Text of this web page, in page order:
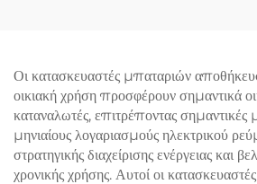
Οι κατασκευαστές μπαταριών
οικιακή χρήση προσφέρουν σημαντικά
καταναλωτές, επιτρέποντας σημαντικές
μηνιαίους λογαριασμούς ηλεκτρικού
στρατηγικής διαχείρισης ενέργειας και
χρονικής χρήσης. Αυτοί οι